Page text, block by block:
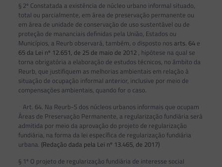
§ 2º Constatada a existência de núcleo urbano informal situado,
total ou parcialmente, em área de preservação permanente ou
em área de unidade de conservação de uso sustentável ou de
proteção de mananciais definidas pela União, Estados ou
Municípios, a Reurb observará, também, o disposto nos arts. 64 e
65 da Lei nº 12.651, de 25 de maio de 2012 , hipótese na qual se
torna obrigatória a elaboração de estudos técnicos, no âmbito da
Reurb, que justifiquem as melhorias ambientais em relação à
situação de ocupação informal anterior, inclusive por meio de
compensações ambientais, quando for o caso.
Art. 64. Na Reurb-S dos núcleos urbanos informais que ocupam
Áreas de Preservação Permanente, a regularização fundiária será
admitida por meio da aprovação do projeto de regularização
fundiária, na forma da lei específica de regularização fundiária
urbana. (Redação dada pela Lei nº 13.465, de 2017)
§ 1º O projeto de regularização fundiária de interesse social